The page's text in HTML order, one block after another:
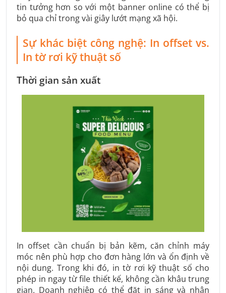
tin tưởng hơn so với một banner online có thể bị
bỏ qua chỉ trong vài giây lướt mạng xã hội.
Sự khác biệt công nghệ: In offset vs.
In tờ rơi kỹ thuật số
Thời gian sản xuất
In offset cần chuẩn bị bản kẽm, căn chỉnh máy
móc nên phù hợp cho đơn hàng lớn và ổn định về
nội dung. Trong khi đó, in tờ rơi kỹ thuật số cho
phép in ngay từ file thiết kế, không cần khâu trung
gian. Doanh nghiệp có thể đặt in sáng và nhận